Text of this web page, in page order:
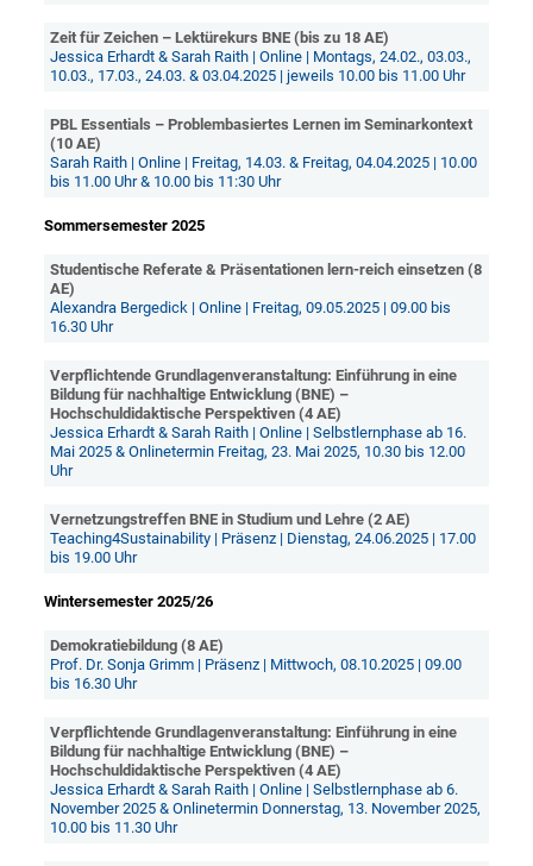
Zeit für Zeichen – Lektürekurs BNE (bis zu 18 AE)
Jessica Erhardt & Sarah Raith | Online | Montags, 24.02., 03.03.,
10.03., 17.03., 24.03. & 03.04.2025 | jeweils 10.00 bis 11.00 Uhr
PBL Essentials – Problembasiertes Lernen im Seminarkontext
(10 AE)
Sarah Raith | Online | Freitag, 14.03. & Freitag, 04.04.2025 | 10.00
bis 11.00 Uhr & 10.00 bis 11:30 Uhr
Sommersemester 2025
Studentische Referate & Präsentationen lern-reich einsetzen (8
AE)
Alexandra Bergedick | Online | Freitag, 09.05.2025 | 09.00 bis
16.30 Uhr
Verpflichtende Grundlagenveranstaltung: Einführung in eine
Bildung für nachhaltige Entwicklung (BNE) –
Hochschuldidaktische Perspektiven (4 AE)
Jessica Erhardt & Sarah Raith | Online | Selbstlernphase ab 16.
Mai 2025 & Onlinetermin Freitag, 23. Mai 2025, 10.30 bis 12.00
Uhr
Vernetzungstreffen BNE in Studium und Lehre (2 AE)
Teaching4Sustainability | Präsenz | Dienstag, 24.06.2025 | 17.00
bis 19.00 Uhr
Wintersemester 2025/26
Demokratiebildung (8 AE)
Prof. Dr. Sonja Grimm | Präsenz | Mittwoch, 08.10.2025 | 09.00
bis 16.30 Uhr
Verpflichtende Grundlagenveranstaltung: Einführung in eine
Bildung für nachhaltige Entwicklung (BNE) –
Hochschuldidaktische Perspektiven (4 AE)
Jessica Erhardt & Sarah Raith | Online | Selbstlernphase ab 6.
November 2025 & Onlinetermin Donnerstag, 13. November 2025,
10.00 bis 11.30 Uhr